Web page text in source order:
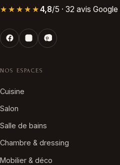
★★★★★4,8/5 · 32 avis Google
NOS ESPACES
Cuisine
Salon
Salle de bains
Chambre & dressing
Mobilier & déco